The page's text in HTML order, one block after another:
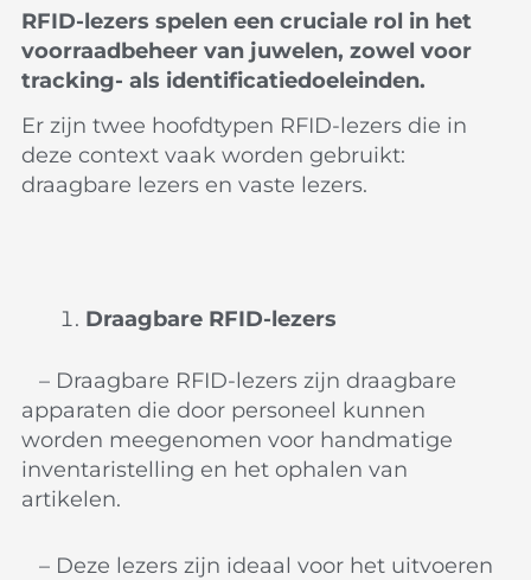
RFID-lezers spelen een cruciale rol in het
voorraadbeheer van juwelen, zowel voor
tracking- als identificatiedoeleinden.
Er zijn twee hoofdtypen RFID-lezers die in
deze context vaak worden gebruikt:
draagbare lezers en vaste lezers.
Draagbare RFID-lezers
– Draagbare RFID-lezers zijn draagbare
apparaten die door personeel kunnen
worden meegenomen voor handmatige
inventaristelling en het ophalen van
artikelen.
– Deze lezers zijn ideaal voor het uitvoeren